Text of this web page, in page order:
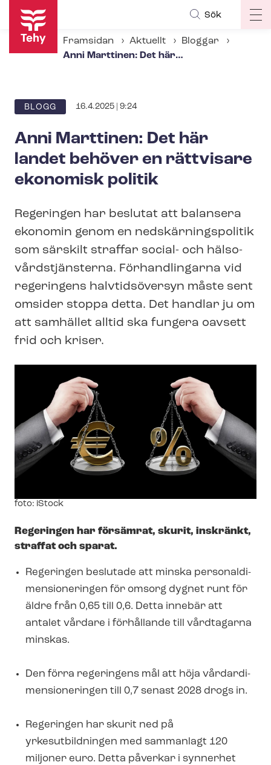
Hoppa
huvudinnehåll
Sök
Framsidan Aktuellt
Bloggar
Anni Marttinen: Det här landet behöver en rättvisare ekonomisk politik
BLOGG 16.4.2025 | 9:24
Anni Marttinen: Det här
landet behöver en rättvisare
ekonomisk politik
Regeringen har beslutat att balansera
ekonomin genom en ned­skär­nings­po­li­tik
som särskilt straffar social- och häl­so­
vårds­tjäns­ter­na. Förhandlingarna vid
regeringens halvtidsöversyn måste sent
omsider stoppa detta. Det handlar ju om
att samhället alltid ska fungera oavsett
frid och kriser.
Image
foto: iStock
Regeringen har försämrat, skurit, inskränkt,
straffat och sparat.
Regeringen beslutade att minska per­so­nal­di­
men­sio­ne­ring­en för omsorg dygnet runt för
äldre från 0,65 till 0,6. Detta innebär att
antalet vårdare i förhållande till vårdtagarna
minskas.
Den förra regeringens mål att höja vår­dar­di­
men­sio­ne­ring­en till 0,7 senast 2028 drogs in.
Regeringen har skurit ned på
yrkesutbildningen med sammanlagt 120
miljoner euro. Detta påverkar i synnerhet